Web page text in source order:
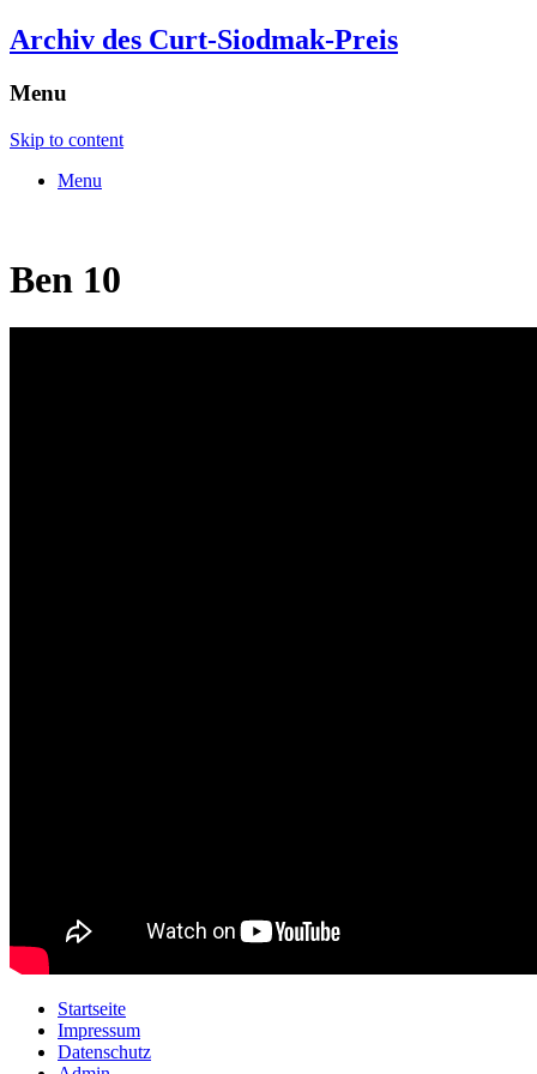
Archiv des Curt-Siodmak-Preis
Menu
Skip to content
Menu
Ben 10
Startseite
Impressum
Datenschutz